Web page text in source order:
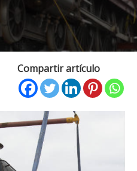
Compartir artículo